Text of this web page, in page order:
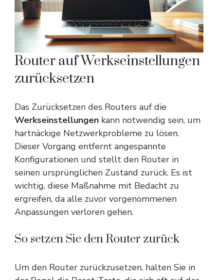
Router auf Werkseinstellungen
zurücksetzen
Das Zurücksetzen des Routers auf die
Werkseinstellungen kann notwendig sein, um
hartnäckige Netzwerkprobleme zu lösen.
Dieser Vorgang entfernt angespannte
Konfigurationen und stellt den Router in
seinen ursprünglichen Zustand zurück. Es ist
wichtig, diese Maßnahme mit Bedacht zu
ergreifen, da alle zuvor vorgenommenen
Anpassungen verloren gehen.
So setzen Sie den Router zurück
Um den Router zurückzusetzen, halten Sie in